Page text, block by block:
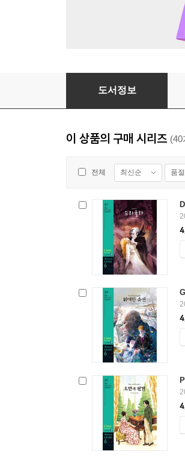
The Merchant of Venice (
도서정보
이 상품의 구매 시리즈 (40
전체 최신순 품